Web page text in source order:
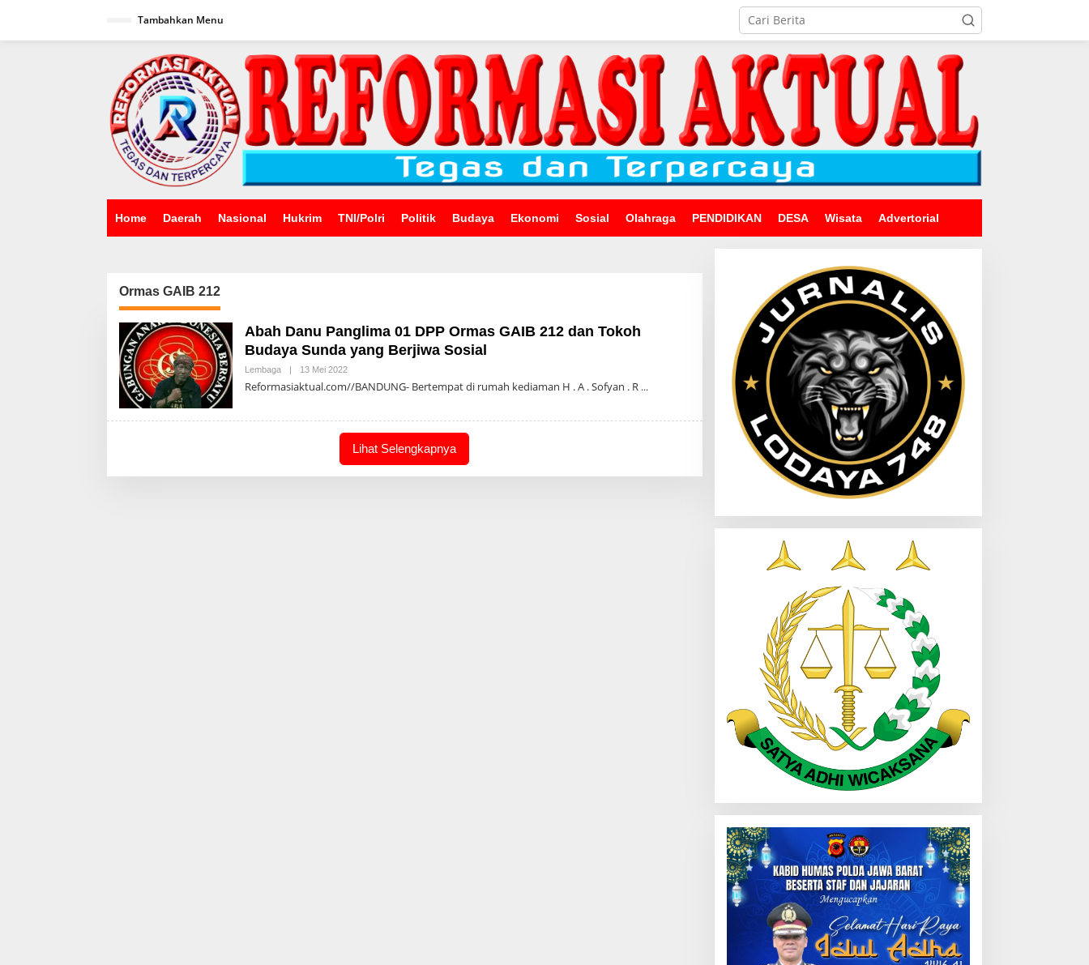
Tambahkan Menu
Home Daerah Nasional Hukrim TNI/Polri Politik Budaya Ekonomi Sosial Olahraga PENDIDIKAN DESA Wisata Advertorial
Ormas GAIB 212
Abah Danu Panglima 01 DPP Ormas GAIB 212 dan Tokoh
Budaya Sunda yang Berjiwa Sosial
Lembaga | 13 Mei 2022Oleh
Reformasiaktual.com//BANDUNG- Bertempat di rumah kediaman H . A . Sofyan . R
Lihat Selengkapnya